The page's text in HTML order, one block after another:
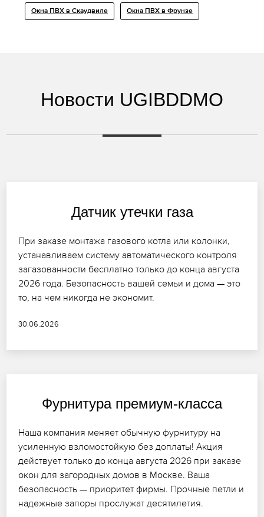
Окна ПВХ в Скаудвиле Окна ПВХ в Фрунзе
Новости UGIBDDMO
Датчик утечки газа
При заказе монтажа газового котла или колонки,
устанавливаем систему автоматического контроля
загазованности бесплатно только до конца августа
2026 года. Безопасность вашей семьи и дома — это
то, на чем никогда не экономит.
30.06.2026
Фурнитура премиум-класса
Наша компания меняет обычную фурнитуру на
усиленную взломостойкую без доплаты! Акция
действует только до конца августа 2026 при заказе
окон для загородных домов в Москве. Ваша
безопасность — приоритет фирмы. Прочные петли и
надежные запоры прослужат десятилетия.